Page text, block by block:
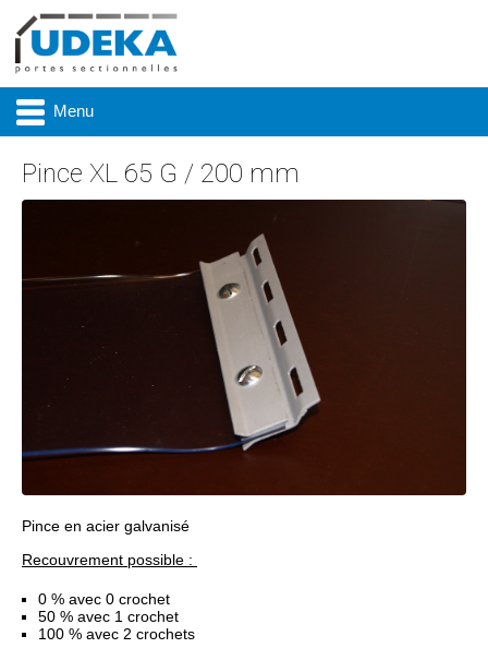
Menu
Réalisations
Contact & accès
Pince XL 65 G / 200 mm
Pince en acier galvanisé
Recouvrement possible :
0 % avec 0 crochet
50 % avec 1 crochet
100 % avec 2 crochets